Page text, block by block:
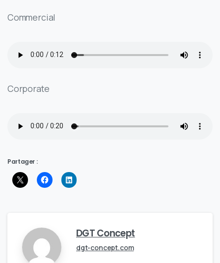
Commercial
Corporate
Partager :
DGT Concept
dgt-concept.com